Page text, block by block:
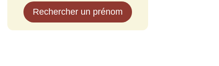
Rechercher un prénom